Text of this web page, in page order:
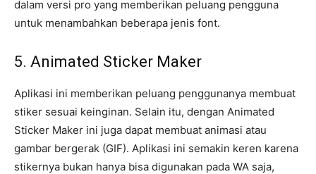
dalam versi pro yang memberikan peluang pengguna
untuk menambahkan beberapa jenis font.
5. Animated Sticker Maker
Aplikasi ini memberikan peluang penggunanya membuat
stiker sesuai keinginan. Selain itu, dengan Animated
Sticker Maker ini juga dapat membuat animasi atau
gambar bergerak (GIF). Aplikasi ini semakin keren karena
stikernya bukan hanya bisa digunakan pada WA saja,